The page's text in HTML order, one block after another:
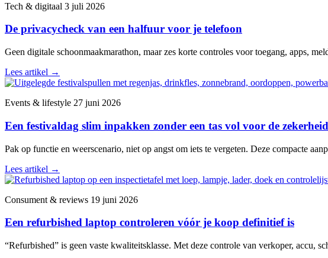
Tech & digitaal 3 juli 2026
De privacycheck van een halfuur voor je telefoon
Geen digitale schoonmaakmarathon, maar zes korte controles voor toegang, apps,
Lees artikel →
Events & lifestyle 27 juni 2026
Een festivaldag slim inpakken zonder een tas vol voor de zekerheid
Pak op functie en weerscenario, niet op angst om iets te vergeten. Deze compacte
Lees artikel →
Consument & reviews 19 juni 2026
Een refurbished laptop controleren vóór je koop definitief is
“Refurbished” is geen vaste kwaliteitsklasse. Met deze controle van verkoper, accu,